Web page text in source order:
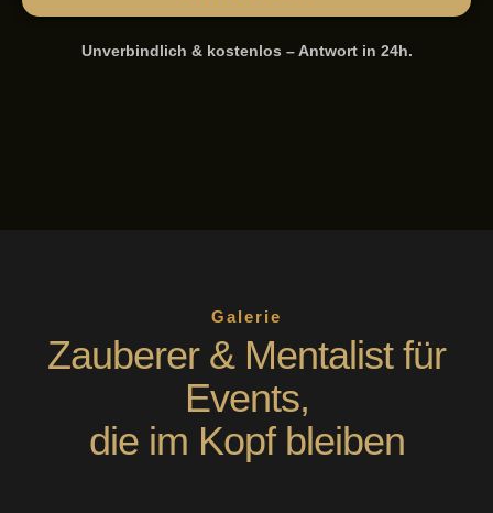
Unverbindlich & kostenlos – Antwort in 24h.
Galerie
Zauberer & Mentalist für
Events,
die im Kopf bleiben